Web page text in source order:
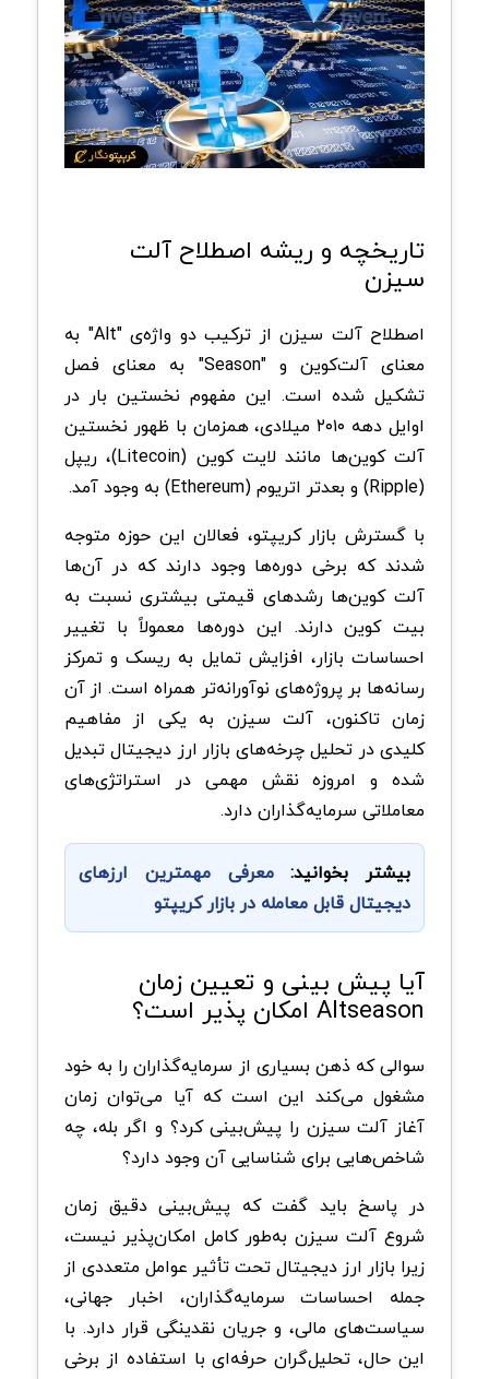
تاریخچه و ریشه اصطلاح آلت
سیزن
اصطلاح آلت سیزن از ترکیب دو واژه‌ی "Alt" به
معنای آلت‌کوین و "Season" به معنای فصل
تشکیل شده است. این مفهوم نخستین بار در
اوایل دهه ۲۰۱۰ میلادی، همزمان با ظهور نخستین
آلت‌ کوین‌ها مانند لایت‌ کوین (Litecoin)، ریپل
(Ripple) و بعدتر اتریوم (Ethereum) به وجود آمد.
با گسترش بازار کریپتو، فعالان این حوزه متوجه
شدند که برخی دوره‌ها وجود دارند که در آن‌ها
آلت‌ کوین‌ها رشدهای قیمتی بیشتری نسبت به
بیت‌ کوین دارند. این دوره‌ها معمولاً با تغییر
احساسات بازار، افزایش تمایل به ریسک و تمرکز
رسانه‌ها بر پروژه‌های نوآورانه‌تر همراه است. از آن
زمان تاکنون، آلت سیزن به یکی از مفاهیم
کلیدی در تحلیل چرخه‌های بازار ارز دیجیتال تبدیل
شده و امروزه نقش مهمی در استراتژی‌های
معاملاتی سرمایه‌گذاران دارد.
بیشتر بخوانید:معرفی مهمترین ارزهای
دیجیتال قابل معامله در بازار کریپتو
آیا پیش‌ بینی و تعیین زمان
Altseason امکان ‌پذیر است؟
سوالی که ذهن بسیاری از سرمایه‌گذاران را به خود
مشغول می‌کند این است که آیا می‌توان زمان
آغاز آلت سیزن را پیش‌بینی کرد؟ و اگر بله، چه
شاخص‌هایی برای شناسایی آن وجود دارد؟
در پاسخ باید گفت که پیش‌بینی دقیق زمان
شروع آلت سیزن به‌طور کامل امکان‌پذیر نیست،
زیرا بازار ارز دیجیتال تحت تأثیر عوامل متعددی از
جمله احساسات سرمایه‌گذاران، اخبار جهانی،
سیاست‌های مالی، و جریان نقدینگی قرار دارد. با
این حال، تحلیل‌گران حرفه‌ای با استفاده از برخی